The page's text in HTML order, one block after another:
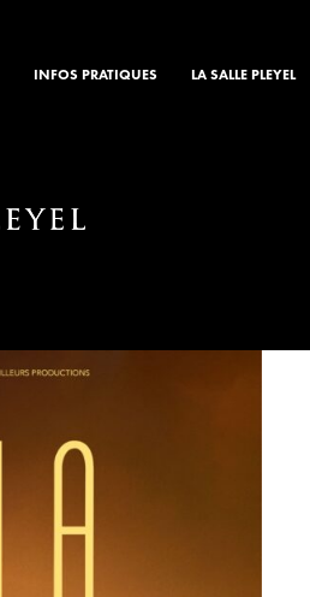
INFOS PRATIQUES LA SALLE PLEYEL